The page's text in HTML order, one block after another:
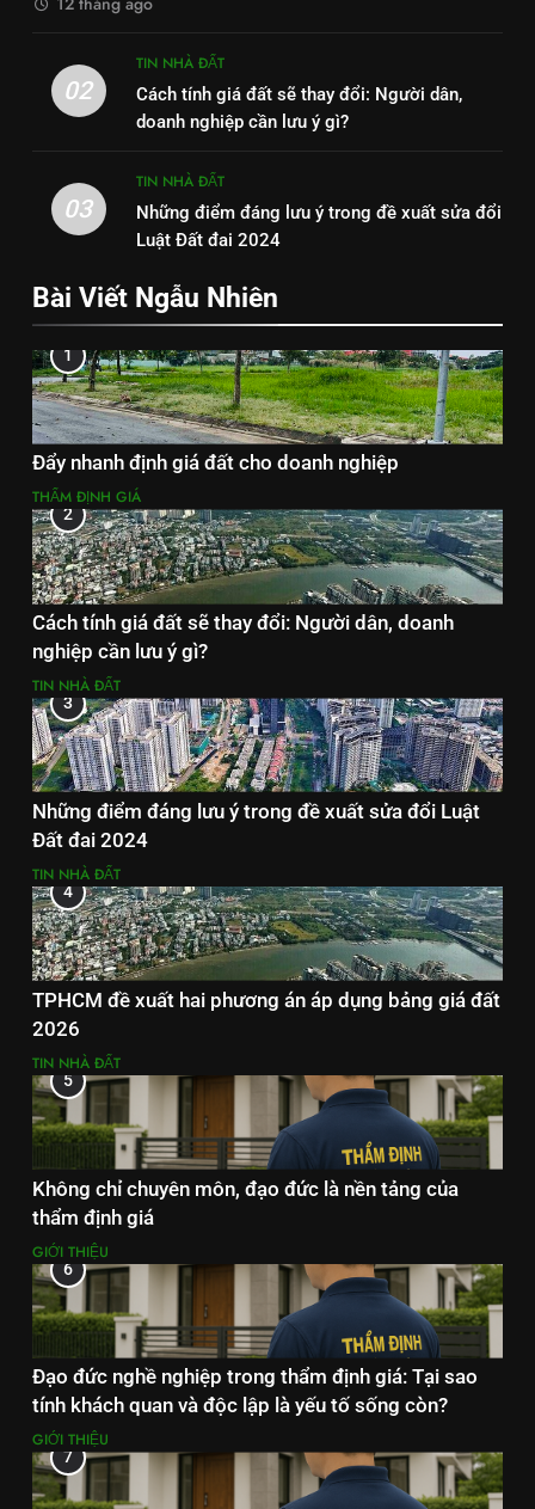
02
TIN NHÀ ĐẤT
Cách tính giá đất sẽ thay đổi: Người dân,
doanh nghiệp cần lưu ý gì?
03
TIN NHÀ ĐẤT
Những điểm đáng lưu ý trong đề xuất sửa đổi
Luật Đất đai 2024
Bài Viết Ngẫu Nhiên
1
Đẩy nhanh định giá đất cho doanh nghiệp
THẨM ĐỊNH GIÁ
2
Cách tính giá đất sẽ thay đổi: Người dân, doanh
nghiệp cần lưu ý gì?
TIN NHÀ ĐẤT
3
Những điểm đáng lưu ý trong đề xuất sửa đổi Luật
Đất đai 2024
TIN NHÀ ĐẤT
4
TPHCM đề xuất hai phương án áp dụng bảng giá đất
2026
TIN NHÀ ĐẤT
5
Không chỉ chuyên môn, đạo đức là nền tảng của
thẩm định giá
GIỚI THIỆU
6
Đạo đức nghề nghiệp trong thẩm định giá: Tại sao
tính khách quan và độc lập là yếu tố sống còn?
GIỚI THIỆU
7